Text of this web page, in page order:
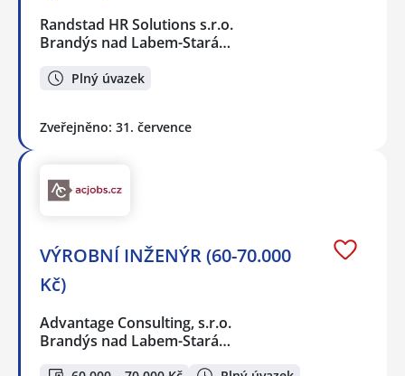
Randstad HR Solutions s.r.o.
Brandýs nad Labem-Stará…
Plný úvazek
Zveřejněno: 31. července
VÝROBNÍ INŽENÝR (60-70.000
Kč)
Advantage Consulting, s.r.o.
Brandýs nad Labem-Stará…